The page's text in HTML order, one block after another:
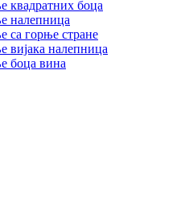
квадратних боца
налепница
са горње стране
вијака налепница
боца вина